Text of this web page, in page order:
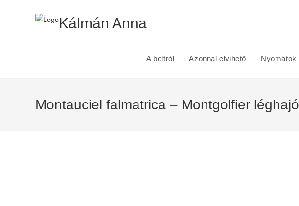
Kálmán Anna
A boltról Azonnal elvihető Nyomatok
Montauciel falmatrica – Montgolfier léghajó